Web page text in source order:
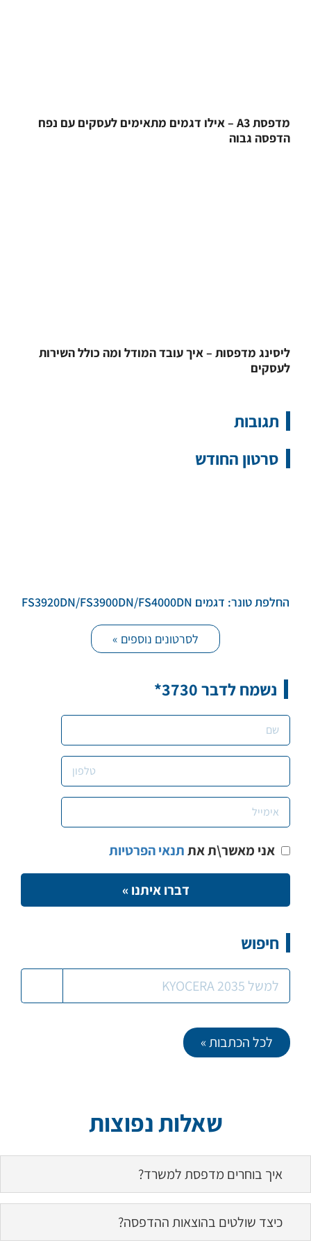
מדפסת A3 – אילו דגמים מתאימים לעסקים עם נפח
הדפסה גבוה
ליסינג מדפסות – איך עובד המודל ומה כולל השירות
לעסקים
תגובות
סרטון החודש
החלפת טונר: דגמים FS3920DN/FS3900DN/FS4000DN
לסרטונים נוספים »
נשמח לדבר 3730*
אני מאשר\ת אתתנאי הפרטיות
חיפוש
לכל הכתבות »
שאלות נפוצות
איך בוחרים מדפסת למשרד?
כדי לבחור במדפסת הנכונה, יש לאפיין באופן ברור
ומדויק את הצרכים של המשרד. לכל מכונה מפרט
כיצד שולטים בהוצאות ההדפסה?